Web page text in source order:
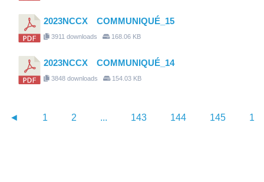
2023NCCX COMMUNIQUÉ_15
3911 downloads 168.06 KB
2023NCCX COMMUNIQUÉ_14
3848 downloads 154.03 KB
◄ 1 2 ... 143 144 145